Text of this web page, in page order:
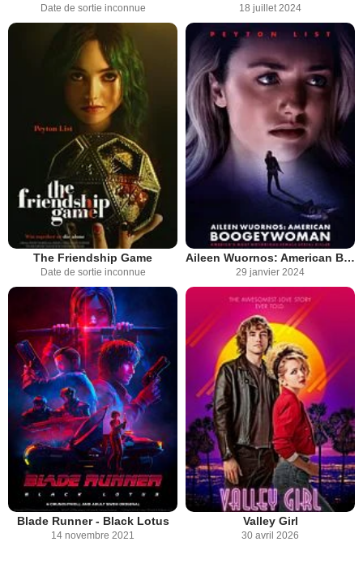
Date de sortie inconnue 18 juillet 2024
The Friendship Game
Date de sortie inconnue
Aileen Wuornos: American Boogeywoman
29 janvier 2024
Blade Runner - Black Lotus
14 novembre 2021
Valley Girl
30 avril 2026